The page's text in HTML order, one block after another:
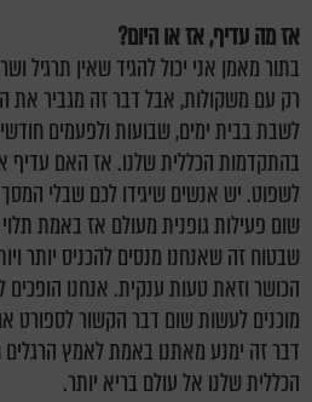
אז מה עדיף, אז או היום?
בתור מאמן אני יכול להגיד שאין תרגיל
רק עם משקולות, אבל דבר זה מגביר את
לשבת בבית ימים, שבועות ולפעמים
בהתקדמות הכללית שלנו. אז האם
לשפוט. יש אנשים שיגידו לכם שבלי
שום פעילות גופנית מעולם אז באמת
שבטוח זה שאנחנו מנסים להכניס יותר
הכושר וזאת טעות ענקית. אנחנו הופכים
מוכנים לעשות שום דבר הקשור לספורט
דבר זה ימנע מאתנו באמת לאמץ
הכללית שלנו אל עולם בריא יותר.